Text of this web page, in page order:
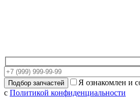
Я ознакомлен и
с Политикой конфиденциальности